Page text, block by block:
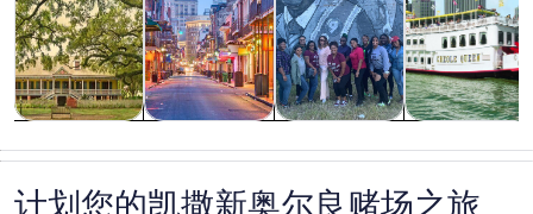
旅
旅
计划您的凯撒新奥尔良赌场之旅